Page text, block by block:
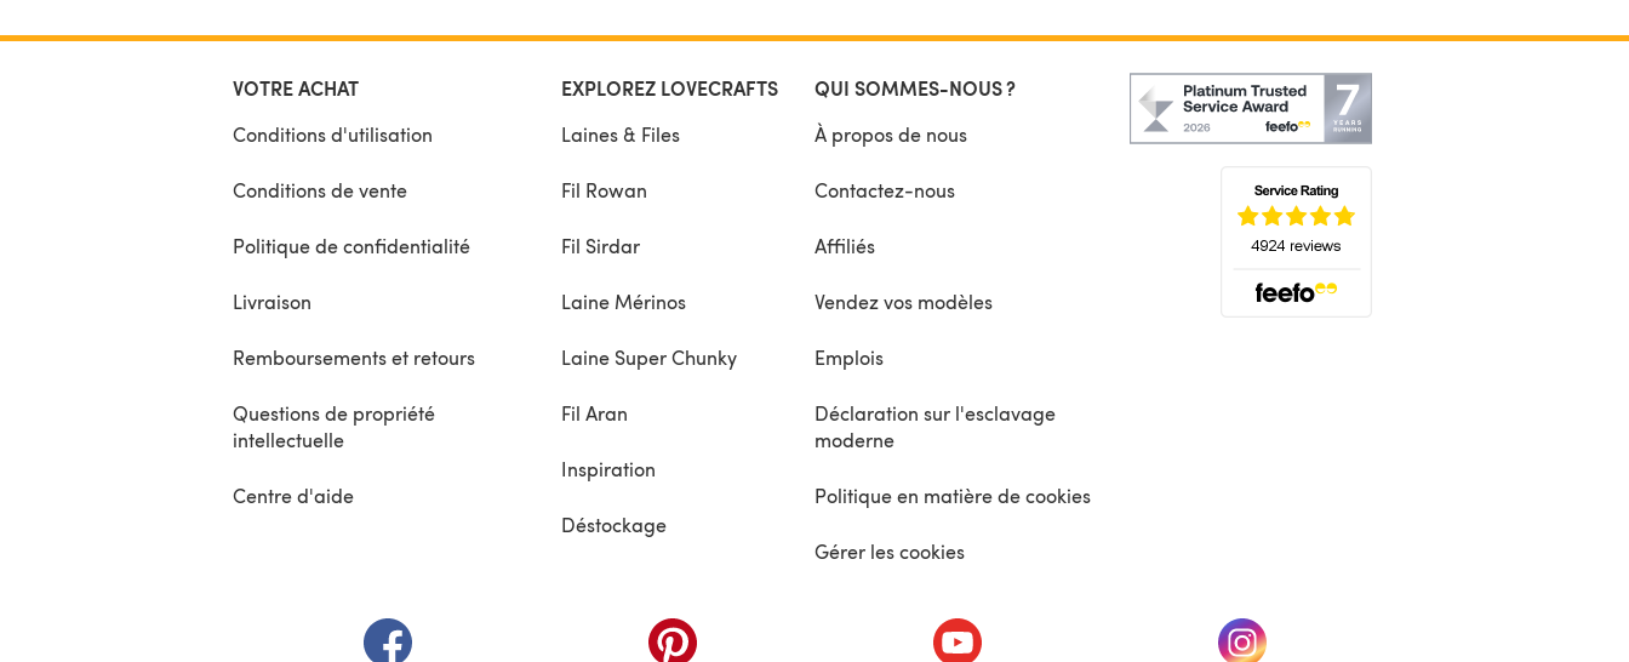
VOTRE ACHAT
Conditions d'utilisation
Conditions de vente
Politique de confidentialité
Livraison
Remboursements et retours
Questions de propriété
intellectuelle
Centre d'aide
EXPLOREZ LOVECRAFTS
Laines & Files
Fil Rowan
Fil Sirdar
Laine Mérinos
Laine Super Chunky
Fil Aran
Inspiration
Déstockage
QUI SOMMES-NOUS ?
À propos de nous
Contactez-nous
Affiliés
Vendez vos modèles
Emplois
Déclaration sur l'esclavage
moderne
Politique en matière de cookies
Gérer les cookies
(s'ouvre dans un nouvel onglet) (s'ouvre dans un nouvel onglet) (s'ouvre dans un nouvel onglet) (s'ouvre dans un nouvel onglet)